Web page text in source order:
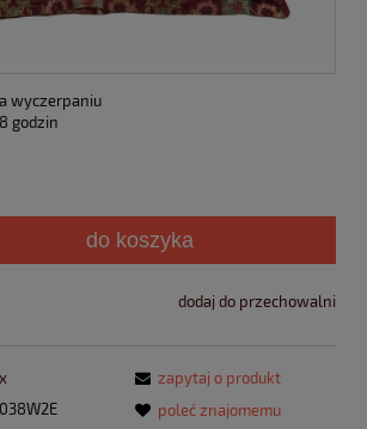
wyczerpaniu
godzin
do koszyka
dodaj do przechowalni
zapytaj o produkt
poleć znajomemu